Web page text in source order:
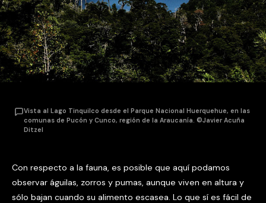
Vista al Lago Tinquilco desde el Parque Nacional Huerquehue, en las
comunas de Pucón y Cunco, región de la Araucanía. ©Javier Acuña
Ditzel
Con respecto a la fauna, es posible que aquí podamos
observar águilas, zorros y pumas, aunque viven en altura y
sólo bajan cuando su alimento escasea. Lo que sí es fácil de